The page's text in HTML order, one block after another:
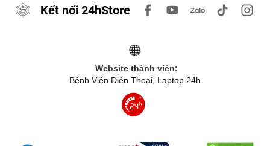
Kết nối 24hStore
Website thành viên:
Bệnh Viện Điện Thoại, Laptop 24h